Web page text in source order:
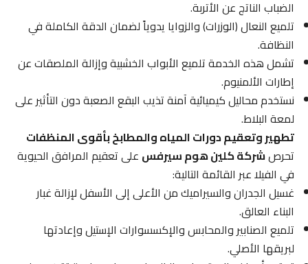
الضباب الناتج عن الأتربة.
تلميع النعال (الوزرات) والزوايا يدوياً لضمان الدقة الكاملة في
النظافة.
تشمل هذه الخدمة تلميع الأبواب الخشبية وإزالة الملصقات عن
إطارات الألمنيوم.
نستخدم محاليل كيميائية آمنة تذيب البقع الصعبة دون التأثير على
لمعة البلاط.
تطهير وتعقيم دورات المياه والمطابخ بأقوى المنظفات
تحرصشركة كلين هوم سيرفسعلى تعقيم المرافق الحيوية
في الفيلا عبر القائمة التالية:
غسيل الجدران والسيراميك من الأعلى إلى الأسفل لإزالة غبار
البناء العالق.
تلميع الصنابير والمحابس والإكسسوارات الإستيل وإعادتها
لبريقها الأصلي.